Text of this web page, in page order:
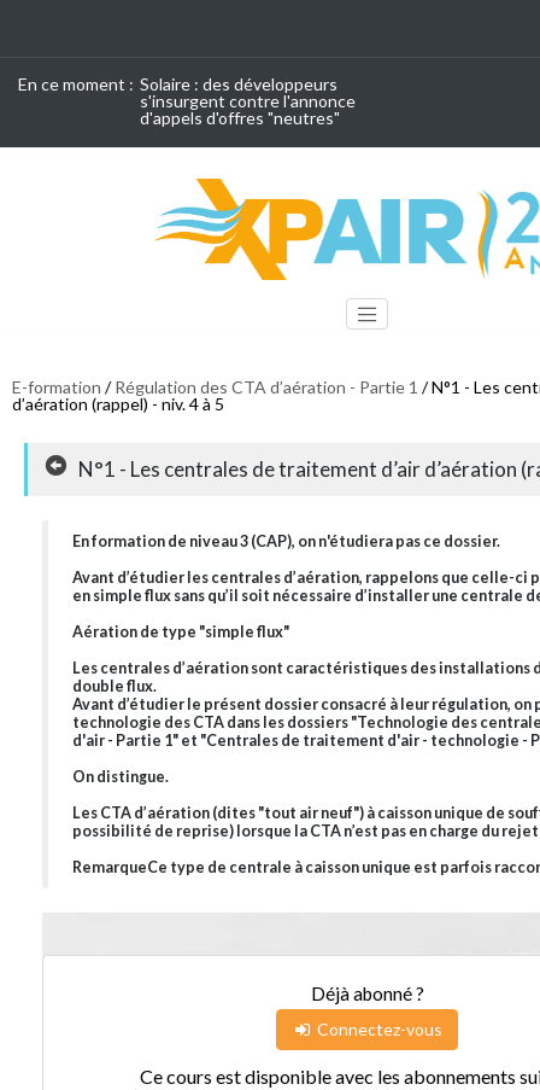
En ce moment : Solaire : des développeurs
s'insurgent contre l'annonce
d'appels d'offres "neutres"
E-formation /Régulation des CTA d’aération - Partie 1 / N°1 - Les
d’aération (rappel) - niv. 4 à 5
N°1 - Les centrales de traitement d’air d’aération
En formation de niveau 3 (CAP), on n'étudiera pas ce dossier.
Avant d’étudier les centrales d’aération, rappelons que celle-ci
en simple flux sans qu’il soit nécessaire d’installer une centrale
Aération de type "simple flux"
Les centrales d’aération sont caractéristiques des installations
double flux.
Avant d’étudier le présent dossier consacré à leur régulation, on
technologie des CTA dans les dossiers "Technologie des
d'air - Partie 1" et "Centrales de traitement d'air - technologie -
On distingue.
Les CTA d’aération (dites "tout air neuf") à caisson unique de
possibilité de reprise) lorsque la CTA n’est pas en charge du
RemarqueCe type de centrale à caisson unique est parfois
Déjà abonné ?
Connectez-vous
Ce cours est disponible avec les abonnements